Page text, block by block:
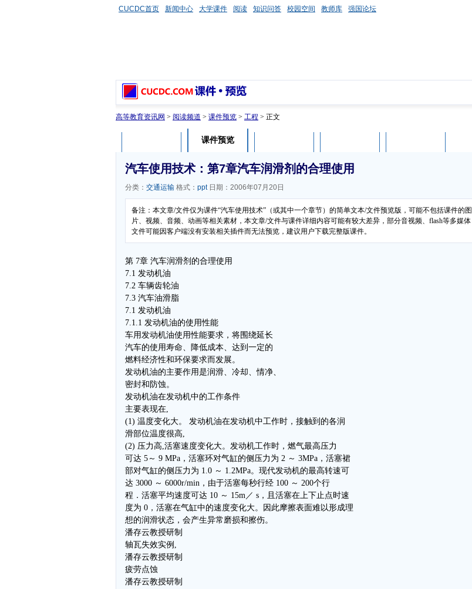
CUCDC首页 新闻中心 大学课件 阅读 知识问答 校园空间 教师库 强国论坛
高等教育资讯网 > 阅读频道 > 课件预览 > 工程 > 正文
课件预览
汽车使用技术：第7章汽车润滑剂的合理使用
分类： 交通运输 格式： ppt日期：2006年07月20日
备注：本文章/文件仅为课件“汽车使用技术”（或其中一个章节）的简单文本/文件预览版，可能不包括课件的图
片、视频、音频、动画等相关素材，本文章/文件与课件详细内容可能有较大差异，部分音视频、flash等多媒体
文件可能因客户端没有安装相关插件而无法预览，建议用户下载完整版课件。
第 7章 汽车润滑剂的合理使用
7.1 发动机油
7.2 车辆齿轮油
7.3 汽车油滑脂
7.1 发动机油
7.1.1 发动机油的使用性能
车用发动机油使用性能要求，将围绕延长
汽车的使用寿命、降低成本、达到一定的
燃料经济性和环保要求而发展。
发动机油的主要作用是润滑、冷却、情净、
密封和防蚀。
发动机油在发动机中的工作条件
主要表现在,
(1) 温度变化大。 发动机油在发动机中工作时，接触到的各润
滑部位温度很高,
(2) 压力高,活塞速度变化大。发动机工作时，燃气最高压力
可达 5～ 9 MPa，活塞环对气缸的侧压力为 2 ～ 3MPa，活塞裙
部对气缸的侧压力为 1.0 ～ 1.2MPa。现代发动机的最高转速可
达 3000 ～ 6000r/min，由于活塞每秒行经 100 ～ 200个行
程．活塞平均速度可达 10 ～ 15m／ s，且活塞在上下止点时速
度为 0，活塞在气缸中的速度变化大。因此摩擦表面难以形成理
想的润滑状态，会产生异常磨损和擦伤。
潘存云教授研制
轴瓦失效实例,
潘存云教授研制
疲劳点蚀
潘存云教授研制